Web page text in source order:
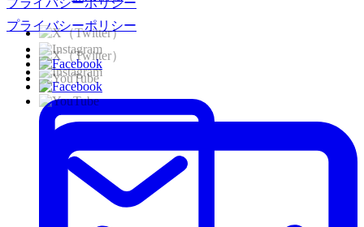
プライバシーポリシー
プライバシーポリシー